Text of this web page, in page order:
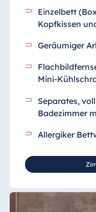
Einzelbett
Kopfkissen
Geräumiger
Mini-
Separates,
Badezimmer
Allergiker